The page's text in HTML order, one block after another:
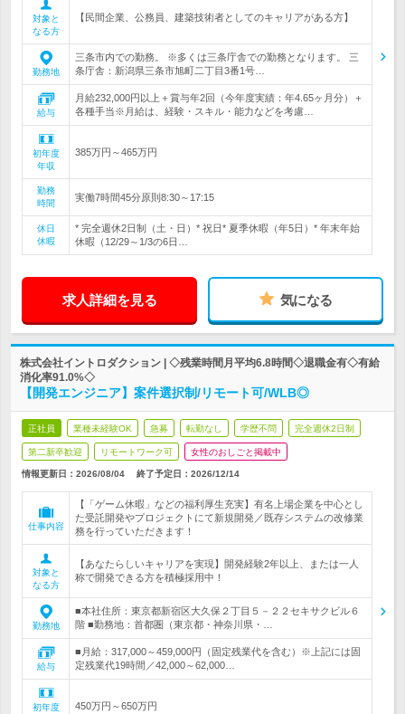
対象と
なる方
【民間企業、公務員、建築技術者としてのキャリアがある方】
勤務地
三条市内での勤務。 ※多くは三条庁舎での勤務となります。 三
条庁舎：新潟県三条市旭町二丁目3番1号…
給与
月給232,000円以上＋賞与年2回（今年度実績：年4.65ヶ月分）＋
各種手当※月給は、経験・スキル・能力などを考慮…
初年度
年収
385万円～465万円
勤務
時間
実働7時間45分原則8:30～17:15
休日
休暇
* 完全週休2日制（土・日）* 祝日* 夏季休暇（年5日）* 年末年始
休暇（12/29～1/3の6日…
求人詳細を見る 気になる
株式会社イントロダクション | ◇残業時間月平均6.8時間◇退職金有◇有給
消化率91.0%◇
【開発エンジニア】案件選択制/リモート可/WLB◎
正社員 業種未経験OK 急募 転勤なし 学歴不問 完全週休2日制
第二新卒歓迎 リモートワーク可 女性のおしごと掲載中
情報更新日：2026/08/04 終了予定日： 2026/12/14
仕事内容
【「ゲーム休暇」などの福利厚生充実】有名上場企業を中心とし
た受託開発やプロジェクトにて新規開発／既存システムの改修業
務を行っていただきます！
対象と
なる方
【あなたらしいキャリアを実現】開発経験2年以上、または一人
称で開発できる方を積極採用中！
勤務地
■本社住所：東京都新宿区大久保２丁目５－２２セキサクビル６
階 ■勤務地：首都圏（東京都・神奈川県・…
給与
■月給：317,000～459,000円（固定残業代を含む）※上記には固
定残業代19時間／42,000～62,000…
初年度
450万円～650万円